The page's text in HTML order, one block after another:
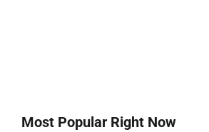
Most Popular Right Now